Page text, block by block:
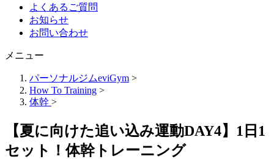
よくあるご質問
お知らせ
お問い合わせ
メニュー
パーソナルジムeviGym >
How To Training >
体幹 >
【夏に向けた追い込み運動DAY4】1日1
セット！体幹トレーニング